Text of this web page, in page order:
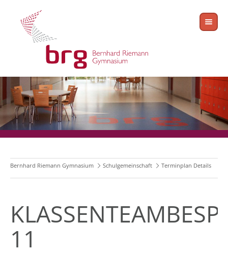
Bernhard Riemann Gymnasium Schulgemeinschaft Terminplan Details
11